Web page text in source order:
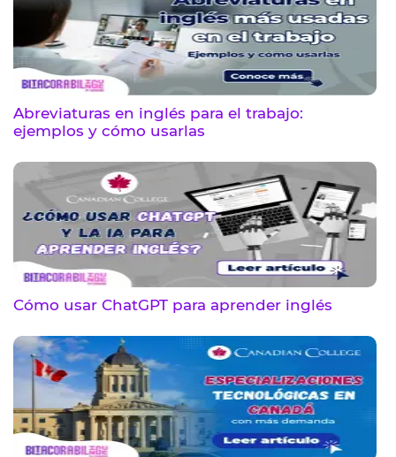
Abreviaturas en inglés para el trabajo:
ejemplos y cómo usarlas
Cómo usar ChatGPT para aprender inglés